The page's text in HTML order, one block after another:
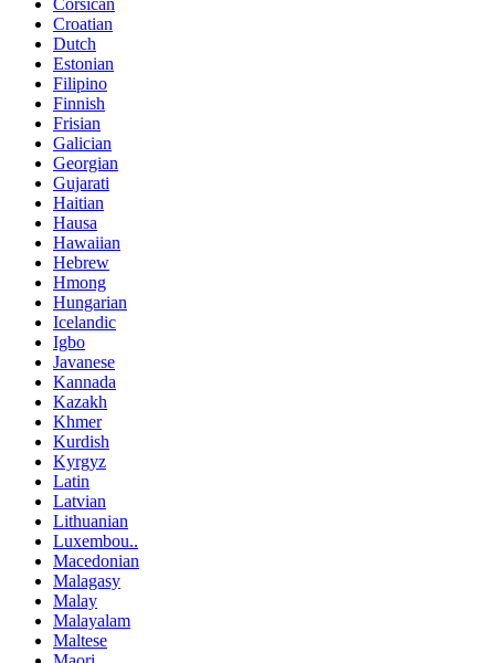
Corsican
Croatian
Dutch
Estonian
Filipino
Finnish
Frisian
Galician
Georgian
Gujarati
Haitian
Hausa
Hawaiian
Hebrew
Hmong
Hungarian
Icelandic
Igbo
Javanese
Kannada
Kazakh
Khmer
Kurdish
Kyrgyz
Latin
Latvian
Lithuanian
Luxembou..
Macedonian
Malagasy
Malay
Malayalam
Maltese